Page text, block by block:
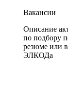
Вакансии
Описание
по подбору
резюме или
ЭЛКОДа